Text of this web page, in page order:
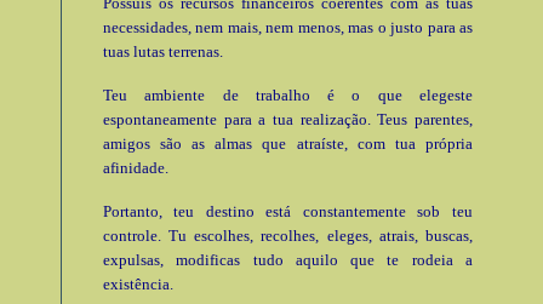
necessidades, nem mais, nem menos, mas o justo para as
tuas lutas terrenas.
Teu ambiente de trabalho é o que elegeste
espontaneamente para a tua realização. Teus parentes,
amigos são as almas que atraíste, com tua própria
afinidade.
Portanto, teu destino está constantemente sob teu
controle. Tu escolhes, recolhes, eleges, atrais, buscas,
expulsas, modificas tudo aquilo que te rodeia a
existência.